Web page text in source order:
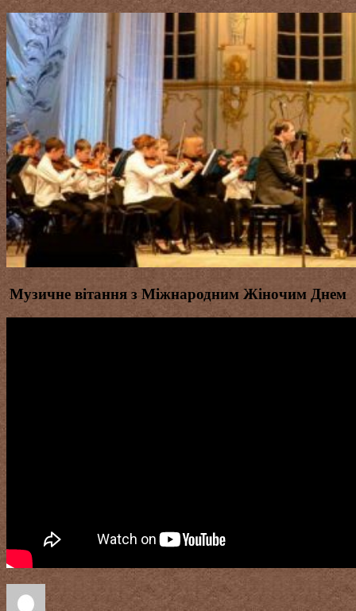
Музичне вітання з Міжнародним Жіночим Днем
Автор Оприлюднено Категорії